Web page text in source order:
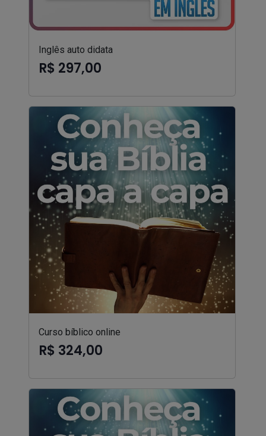
Inglês auto didata
R$ 297,00
Curso bíblico online
R$ 324,00